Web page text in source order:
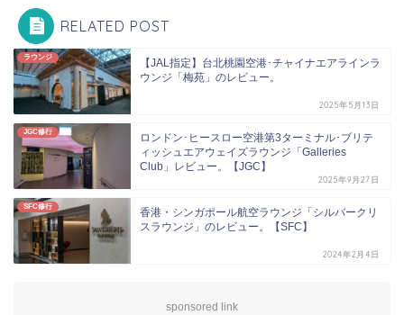
RELATED POST
ラウンジ
【JAL指定】台北桃園空港･チャイナエアラインラ
ウンジ「梅苑」のレビュー。
2025年5月13日
JGC修行
ロンドン･ヒースロー空港第3ターミナル･ブリテ
ィッシュエアウェイズラウンジ「Galleries
Club」レビュー。【JGC】
2025年9月27日
SFC修行
香港・シンガポール航空ラウンジ「シルバークリ
スラウンジ」のレビュー。【SFC】
2024年2月4日
sponsored link